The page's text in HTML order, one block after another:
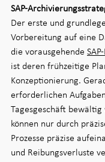
SAP-
Der erste und
Vorbereitung auf eine
die vorausgehende
ist deren frühzeitige
Konzeptionierung.
erforderlichen
Tagesgeschäft bewältig
können nur durch
Prozesse präzise
und Reibungsverluste